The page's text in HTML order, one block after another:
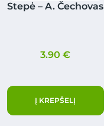
Stepė – A. Čechovas
3.90€
Į KREPŠELĮ